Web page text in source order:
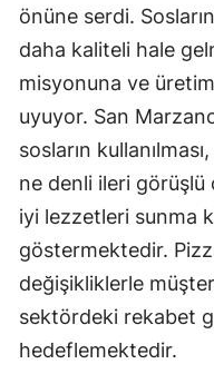
önüne serdi.
daha kaliteli hale
misyonuna ve
uyuyor. San
sosların
ne denli ileri görüşlü
iyi lezzetleri sunma
göstermektedir.
değişikliklerle
sektördeki rekabet
hedeflemektedir.